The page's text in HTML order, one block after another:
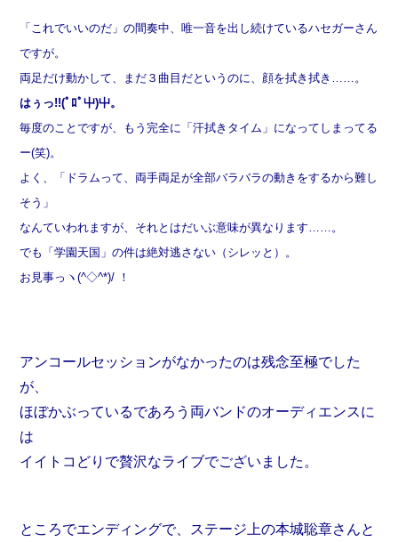
「これでいいのだ」の間奏中、唯一音を出し続けているハセガーさん
ですが。
両足だけ動かして、まだ３曲目だというのに、顔を拭き拭き……。
はぅっ!!(ﾟﾛﾟ屮)屮。
毎度のことですが、もう完全に「汗拭きタイム」になってしまってる
ー(笑)。
よく、「ドラムって、両手両足が全部バラバラの動きをするから難し
そう」
なんていわれますが、それとはだいぶ意味が異なります……。
でも「学園天国」の件は絶対逃さない（シレッと）。
お見事っヽ(^◇^*)/ ！
アンコールセッションがなかったのは残念至極でした
が、
ほぼかぶっているであろう両バンドのオーディエンスに
は
イイトコどりで贅沢なライブでございました。
ところでエンディングで、ステージ上の本城聡章さんと